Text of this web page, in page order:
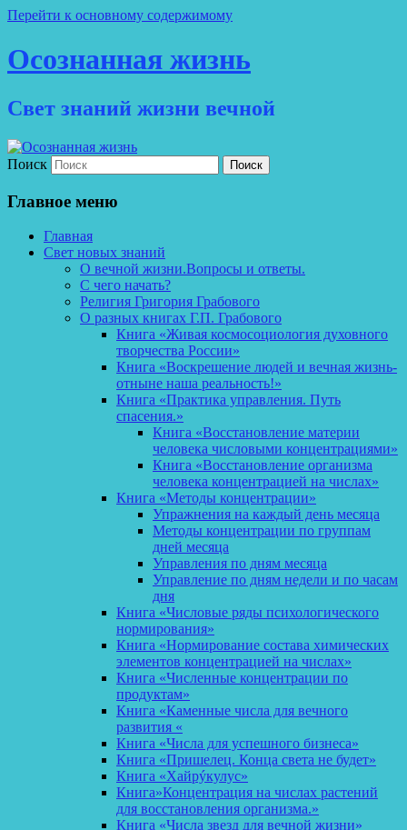
Перейти к основному содержимому
Осознанная жизнь
Свет знаний жизни вечной
Поиск
Главное меню
Главная
Свет новых знаний
О вечной жизни.Вопросы и ответы.
С чего начать?
Религия Григория Грабового
О разных книгах Г.П. Грабового
Книга «Живая космосоциология духовного
творчества России»
Книга «Воскрешение людей и вечная жизнь-
отныне наша реальность!»
Книга «Практика управления. Путь
спасения.»
Книга «Восстановление материи
человека числовыми концентрациями»
Книга «Восстановление организма
человека концентрацией на числах»
Книга «Методы концентрации»
Упражнения на каждый день месяца
Методы концентрации по группам
дней месяца
Управления по дням месяца
Управление по дням недели и по часам
дня
Книга «Числовые ряды психологического
нормирования»
Книга «Нормирование состава химических
элементов концентрацией на числах»
Книга «Численные концентрации по
продуктам»
Книга «Каменные числа для вечного
развития «
Книга «Числа для успешного бизнеса»
Книга «Пришелец. Конца света не будет»
Книга «Хайрýкулус»
Книга»Концентрация на числах растений
для восстановления организма.»
Книга «Числа звезд для вечной жизни»